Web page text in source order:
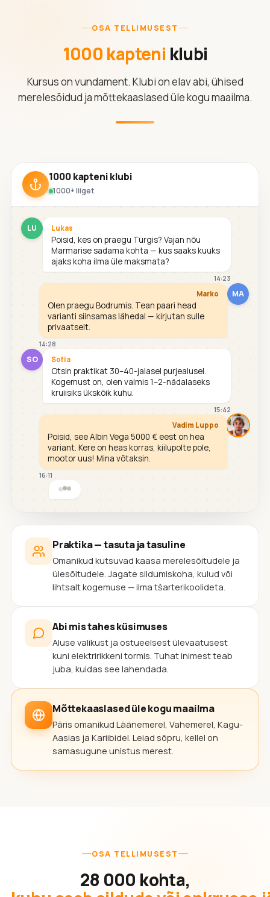
OSA TELLIMUSEST
1000 kapteni klubi
Kursus on vundament. Klubi on elav abi, ühised
merelesõidud ja mõttekaaslased üle kogu maailma.
1000 kapteni klubi
1000+ liiget
LU Lukas
Poisid, kes on praegu Türgis? Vajan nõu
Marmarise sadama kohta — kus saaks kuuks
ajaks koha ilma üle maksmata?
14:23
MA
Marko
Olen praegu Bodrumis. Tean paari head
varianti siinsamas lähedal — kirjutan sulle
privaatselt.
14:28
SO Sofia
Otsin praktikat 30–40-jalasel purjealusel.
Kogemust on, olen valmis 1–2-nädalaseks
kruiisiks ükskõik kuhu.
15:42
Vadim Luppo
Poisid, see Albin Vega 5000 € eest on hea
variant. Kere on heas korras, kiilupolte pole,
mootor uus! Mina võtaksin.
16:11
Praktika — tasuta ja tasuline
Omanikud kutsuvad kaasa merelesõitudele ja
ülesõitudele. Jagate sildumiskoha, kulud või
lihtsalt kogemuse — ilma tšarterikoolideta.
Abi mis tahes küsimuses
Aluse valikust ja ostueelsest ülevaatusest
kuni elektririkkeni tormis. Tuhat inimest teab
juba, kuidas see lahendada.
Mõttekaaslased üle kogu maailma
Päris omanikud Läänemerel, Vahemerel, Kagu-
Aasias ja Kariibidel. Leiad sõpru, kellel on
samasugune unistus merest.
OSA TELLIMUSEST
28 000 kohta,